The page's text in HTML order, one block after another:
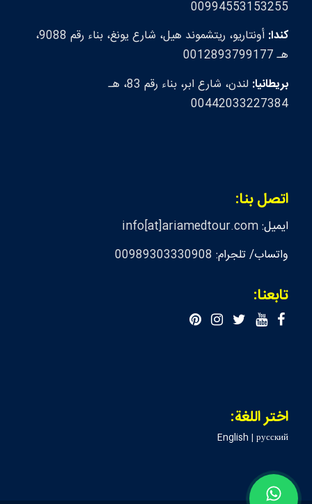
00994553153255
كندا:
أونتاريو، ريتشموند هيل، شارع يونغ، بناء رقم 9088،
هـ 0012893799177
بريطانيا:
لندن، شارع ابر، بناء رقم 83، هـ
00442033227384
اتصل بنا:
ايميل:info[at]ariamedtour.com
واتساب/ تلجرام: 00989303330908
تابعنا:
اختر اللغة:
English |русский